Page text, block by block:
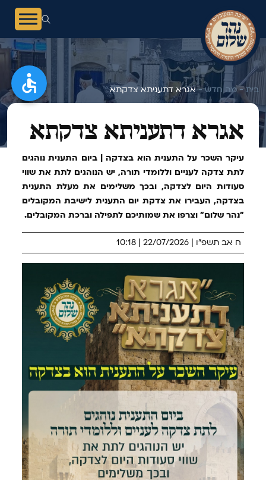
בית -מה חדש -אגרא דתעניתא צדקתא
אגרא דתעניתא צדקתא
עיקר השכר על התענית הוא בצדקה | ביום התענית נוהגים
לתת צדקה לעניים וללומדי תורה, יש הנוהגים לתת את שווי
סעודות היום לצדקה, ובכך משלימים את מעלת התענית
בצדקה, העבירו את צדקת יום התענית לישיבת המקובלים
"נהר שלום" וצרפו את שמותיכם לתפילה וברכת המקובלים.
ח אב תשפ"ו | 22/07/2026 | 10:18